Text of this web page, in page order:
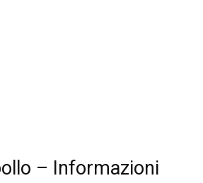
– Informazioni